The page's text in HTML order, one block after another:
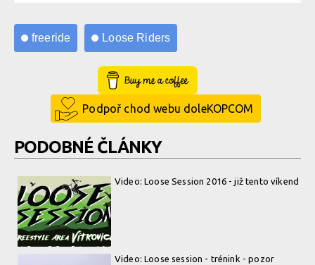
freeride Loose Riders
Buy Me a Coffee
Podpoř chod webu doleKOPCOM
PODOBNÉ ČLÁNKY
Video: Loose Session 2016 - již tento víkend
Video: Loose session - trénink - pozor